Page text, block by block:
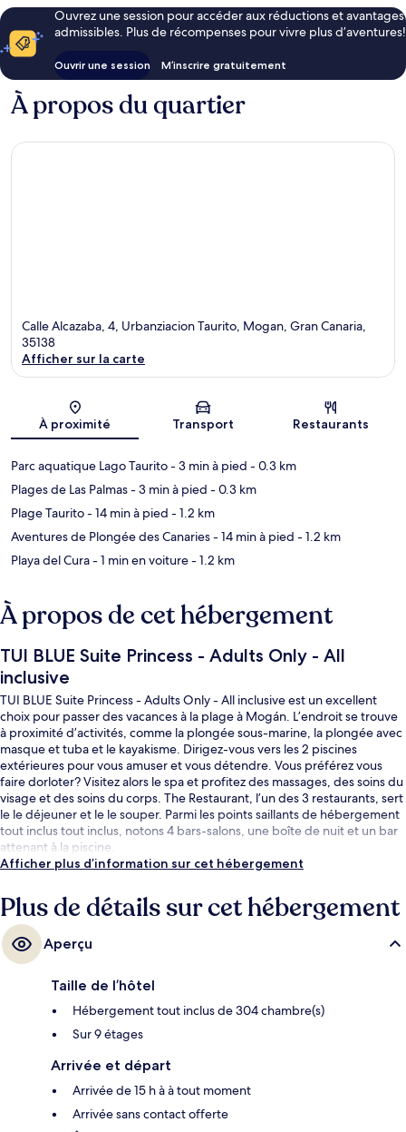
Ouvrez une session pour accéder aux réductions et avantages
admissibles. Plus de récompenses pour vivre plus d’aventures!
Ouvrir une session M’inscrire gratuitement
À propos du quartier
Calle Alcazaba, 4, Urbanziacion Taurito, Mogan, Gran Canaria,
35138
Afficher sur la carte
À proximité Transport Restaurants
Parc aquatique Lago Taurito- 3 min à pied - 0.3 km
Plages de Las Palmas- 3 min à pied - 0.3 km
Plage Taurito- 14 min à pied - 1.2 km
Aventures de Plongée des Canaries- 14 min à pied - 1.2 km
Playa del Cura- 1 min en voiture- 1.2 km
À propos de cet hébergement
TUI BLUE Suite Princess - Adults Only - All
inclusive
TUI BLUE Suite Princess - Adults Only - All inclusive est un excellent
choix pour passer des vacances à la plage à Mogán. L’endroit se trouve
à proximité d’activités, comme la plongée sous-marine, la plongée avec
masque et tuba et le kayakisme. Dirigez-vous vers les 2 piscines
extérieures pour vous amuser et vous détendre. Vous préférez vous
faire dorloter? Visitez alors le spa et profitez des massages, des soins du
visage et des soins du corps. The Restaurant, l’un des 3 restaurants, sert
le le déjeuner et le le souper. Parmi les points saillants de hébergement
tout inclus tout inclus, notons 4 bars-salons, une boîte de nuit et un bar
attenant à la piscine.
Afficher plus d’information sur cet hébergement
Plus de détails sur cet hébergement
Aperçu
Taille de l’hôtel
Hébergement tout inclus de 304 chambre(s)
Sur 9 étages
Arrivée et départ
Arrivée de 15 h à à tout moment
Arrivée sans contact offerte